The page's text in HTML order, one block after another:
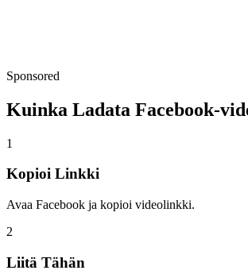
Sponsored
Kuinka Ladata Facebook-
1
Kopioi Linkki
Avaa Facebook ja kopioi videolinkki.
2
Liitä Tähän